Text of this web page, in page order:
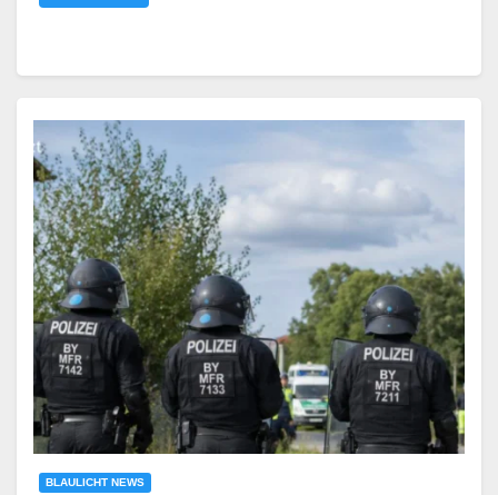
BLAULICHT NEWS